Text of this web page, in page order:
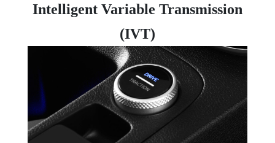
Intelligent Variable Transmission
(IVT)